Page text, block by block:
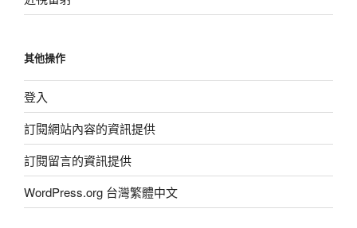
其他操作
登入
訂閱網站內容的資訊提供
訂閱留言的資訊提供
WordPress.org 台灣繁體中文